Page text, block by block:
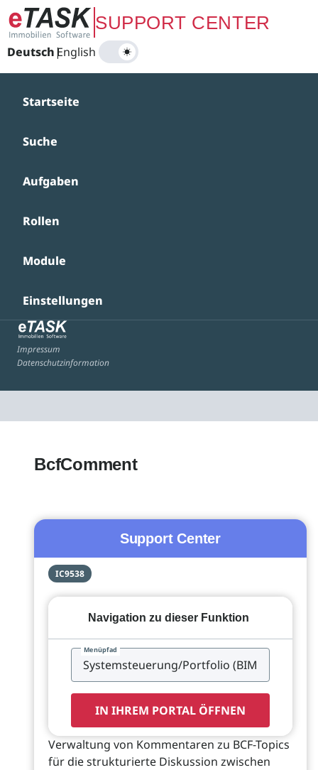
Zum Hauptinhalt springenSUPPORT CENTER
Deutsch|
English
Startseite
Suche
Aufgaben
Rollen
Module
Einstellungen
Impressum
Datenschutzinformation
BcfComment
Support Center
IC9538
Navigation zu dieser Funktion
Menüpfad
IN IHREM PORTAL ÖFFNEN
Verwaltung von Kommentaren zu BCF-Topics
für die strukturierte Diskussion zwischen